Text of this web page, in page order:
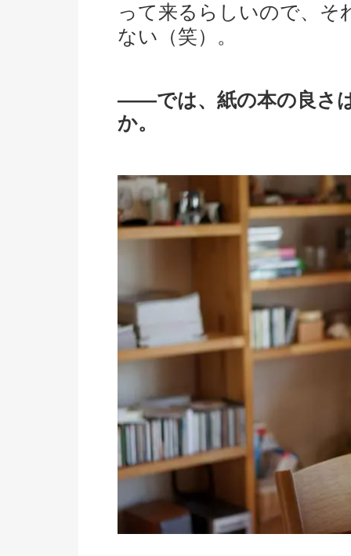
って来るらしいので、そ
ない（笑）。
――では、紙の本の良さ
か。